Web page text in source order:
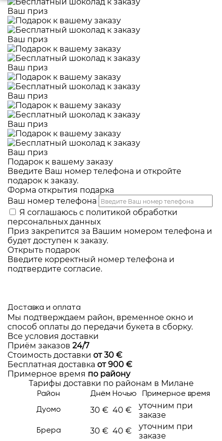
Ваш приз
Ваш приз
Ваш приз
Ваш приз
Ваш приз
Ваш приз
Подарок к вашему заказу
Введите Ваш номер телефона и откройте
подарок к заказу.
Форма открытия подарка
Ваш номер телефона
Я соглашаюсь с политикой обработки
персональных данных
Приз закрепится за Вашим номером телефона и
будет доступен к заказу.
Открыть подарок
Введите корректный номер телефона и
подтвердите согласие.
Доставка и оплата
Мы подтверждаем район, временное окно и
способ оплаты до передачи букета в сборку.
Все условия доставки
Приём заказов 24/7
Стоимость доставки от 30 €
Бесплатная доставка от 900 €
Примерное время по району
Тарифы доставки по районам в Милане
Район Днём Ночью
Примерное время
Дуомо
30 € 40 €
уточним при
заказе
Брера 30 € 40 €
уточним при
заказе